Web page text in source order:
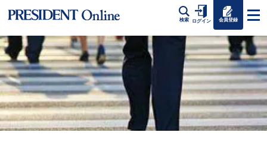
検索 ログイン 会員登録